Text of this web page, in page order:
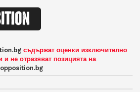
съдържат оценки изключително
не отразяват позицията на
opposition.bg